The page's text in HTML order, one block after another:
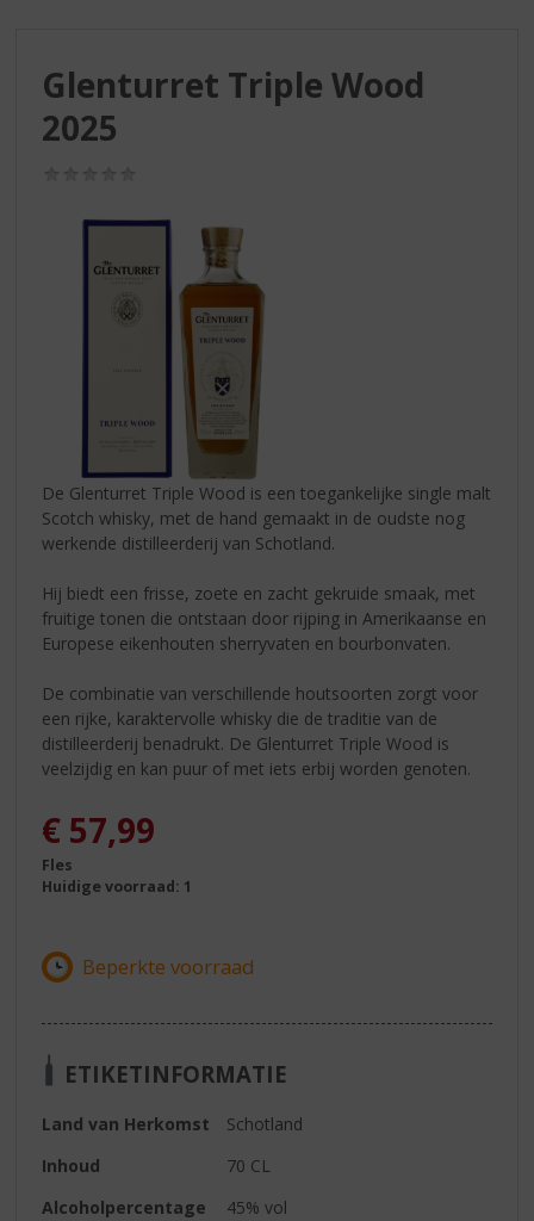
Glenturret Triple Wood
2025
De Glenturret Triple Wood is een toegankelijke single malt
Scotch whisky, met de hand gemaakt in de oudste nog
werkende distilleerderij van Schotland.
Hij biedt een frisse, zoete en zacht gekruide smaak, met
fruitige tonen die ontstaan door rijping in Amerikaanse en
Europese eikenhouten sherryvaten en bourbonvaten.
De combinatie van verschillende houtsoorten zorgt voor
een rijke, karaktervolle whisky die de traditie van de
distilleerderij benadrukt. De Glenturret Triple Wood is
veelzijdig en kan puur of met iets erbij worden genoten.
€ 57,99
Fles
Huidige voorraad: 1
ETIKETINFORMATIE
Land van Herkomst
Schotland
Inhoud
70 CL
Alcoholpercentage
45% vol